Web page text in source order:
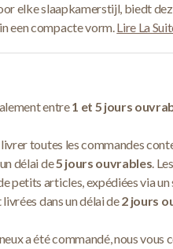
elke slaapkamerstijl, biedt
een compacte vorm.Lire La
entre1 et 5 jours
toutes les commandes
délai de5 jours ouvrables. Les
petits articles, expédiées via un
dans un délai de2 jours
a été commandé, nous vous